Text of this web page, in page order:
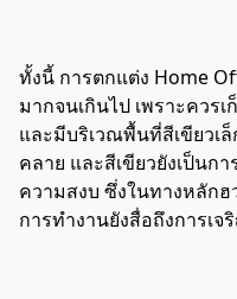
ทั้งนี้ การตกแต่ง Home
มากจนเกินไป เพราะควร
และมีบริเวณพื้นที่สีเขียวเ
คลาย และสีเขียวยังเป็นก
ความสงบ ซึ่งในทางหลักฮ
การทำงานยังสื่อถึงการเจ